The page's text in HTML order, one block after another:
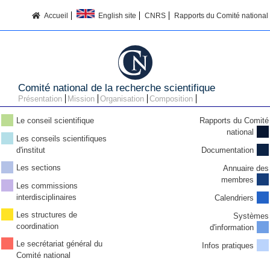
Accueil English site CNRS Rapports du Comité national
Comité national de la recherche scientifique
Présentation Mission Organisation Composition
Le conseil scientifique
Les conseils scientifiques
d'institut
Les sections
Les commissions
interdisciplinaires
Les structures de
coordination
Le secrétariat général du
Comité national
Rapports du Comité
national
Documentation
Annuaire des
membres
Calendriers
Systèmes
d'information
Infos pratiques